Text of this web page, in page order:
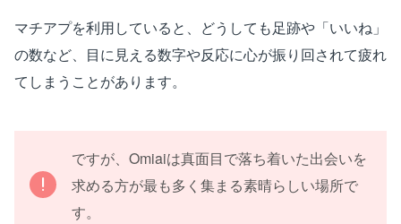
マチアプを利用していると、どうしても足跡や「いいね」
の数など、目に見える数字や反応に心が振り回されて疲れ
てしまうことがあります。
ですが、Omiaiは真面目で落ち着いた出会いを
求める方が最も多く集まる素晴らしい場所で
す。